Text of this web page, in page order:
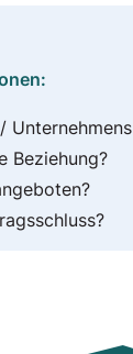
Unternehmens
Beziehung?